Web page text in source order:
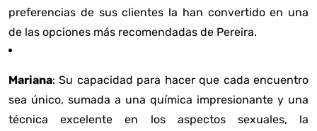
preferencias de sus clientes la han convertido en una
de las opciones más recomendadas de Pereira.
Mariana: Su capacidad para hacer que cada encuentro
sea único, sumada a una química impresionante y una
técnica excelente en los aspectos sexuales, la